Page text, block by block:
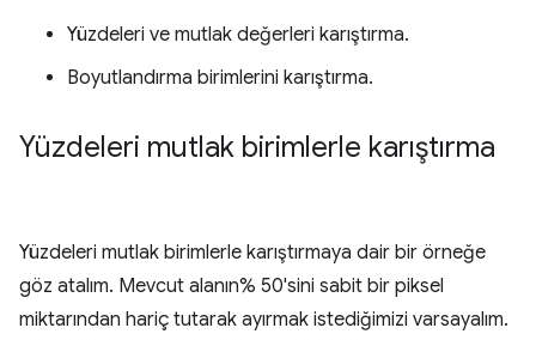
Yüzdeleri ve mutlak değerleri karıştırma.
Boyutlandırma birimlerini karıştırma.
Yüzdeleri mutlak birimlerle karıştırma
Yüzdeleri mutlak birimlerle karıştırmaya dair bir örneğe
göz atalım. Mevcut alanın% 50'sini sabit bir piksel
miktarından hariç tutarak ayırmak istediğimizi varsayalım.